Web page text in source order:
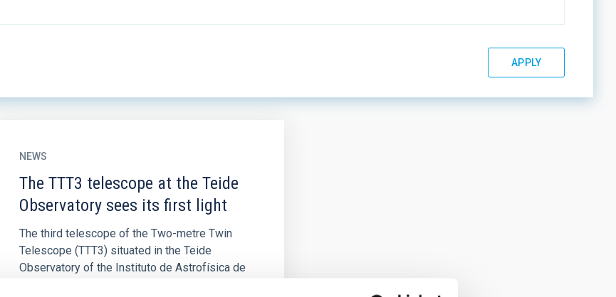
NEWS
The TTT3 telescope at the Teide
Observatory sees its first light
The third telescope of the Two-metre Twin
Telescope (TTT3) situated in the Teide
Observatory of the Instituto de Astrofísica de